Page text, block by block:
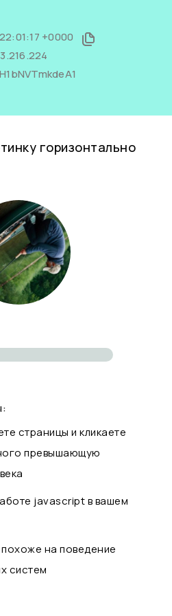
+0000
H1bNVTmkdeA1
горизонтально
страницы и кликаете
превышающую
javascript в вашем
на поведение
систем